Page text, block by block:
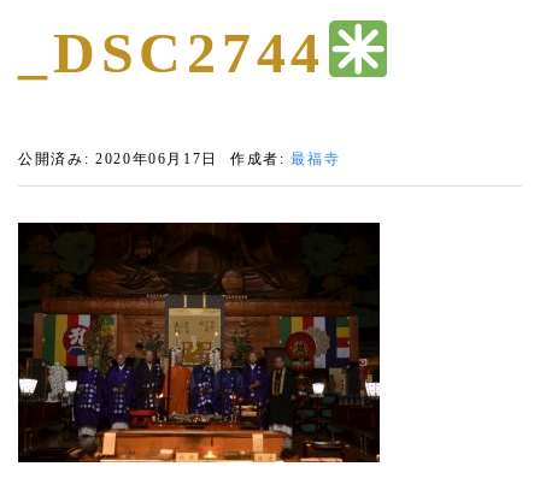
_DSC2744
公開済み: 2020年06月17日 作成者:最福寺